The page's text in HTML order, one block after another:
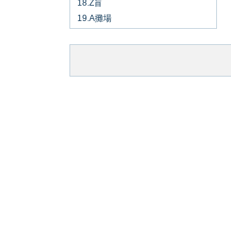
18.Z盲
19.A攤場